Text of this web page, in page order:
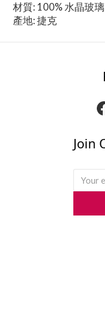
材質: 100% 水晶玻璃
產地: 捷克
Join